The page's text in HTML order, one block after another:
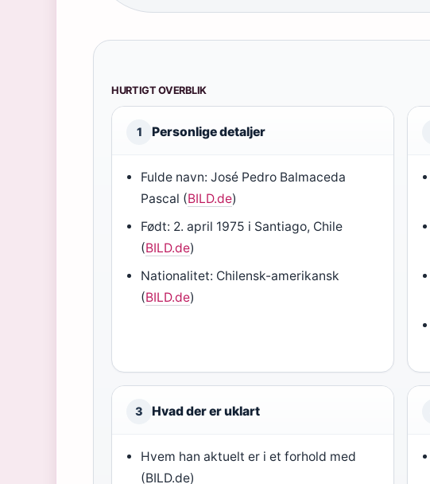
HURTIGT OVERBLIK
1 Personlige detaljer
Fulde navn: José Pedro Balmaceda
Pascal (BILD.de)
Født: 2. april 1975 i Santiago, Chile
(BILD.de)
Nationalitet: Chilensk-amerikansk
(BILD.de)
3 Hvad der er uklart
Hvem han aktuelt er i et forhold med
(BILD.de)